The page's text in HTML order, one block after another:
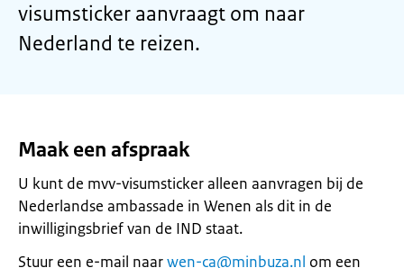
visumsticker aanvraagt om naar
Nederland te reizen.
Maak een afspraak
U kunt de mvv-visumsticker alleen aanvragen bij de
Nederlandse ambassade in Wenen als dit in de
inwilligingsbrief van de IND staat.
Stuur een e-mail naarwen-ca@minbuza.nl om een